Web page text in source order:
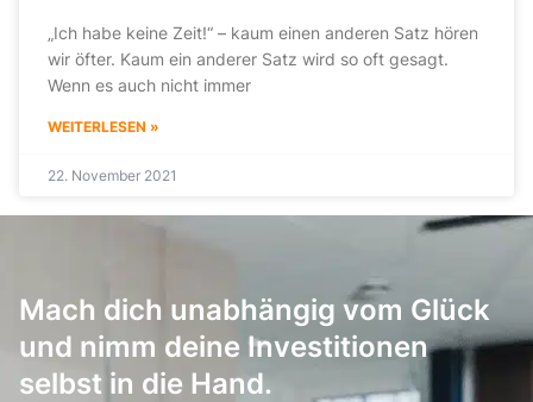
„Ich habe keine Zeit!“ – kaum einen anderen Satz hören
wir öfter. Kaum ein anderer Satz wird so oft gesagt.
Wenn es auch nicht immer
WEITERLESEN »
22. November 2021
Mach dich unabhängig vom Glück
und nimm deine Investitionen
selbst in die Hand.